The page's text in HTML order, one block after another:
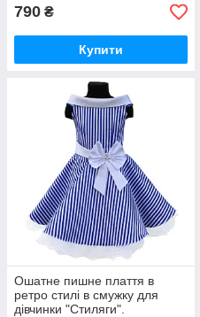
790 ₴
Купити
Ошатне пишне плаття в
ретро стилі в смужку для
дівчинки "Стиляги".